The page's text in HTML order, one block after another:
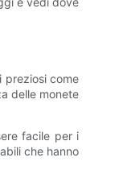
preziosi come
delle monete
facile per i
che hanno